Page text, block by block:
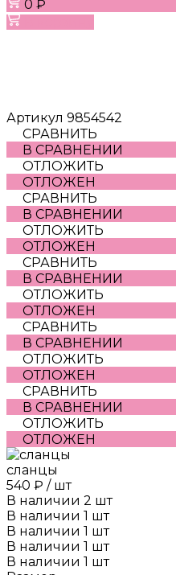
0 ₽
Артикул 9854542
СРАВНИТЬ
В СРАВНЕНИИ
ОТЛОЖИТЬ
ОТЛОЖЕН
СРАВНИТЬ
В СРАВНЕНИИ
ОТЛОЖИТЬ
ОТЛОЖЕН
СРАВНИТЬ
В СРАВНЕНИИ
ОТЛОЖИТЬ
ОТЛОЖЕН
СРАВНИТЬ
В СРАВНЕНИИ
ОТЛОЖИТЬ
ОТЛОЖЕН
СРАВНИТЬ
В СРАВНЕНИИ
ОТЛОЖИТЬ
ОТЛОЖЕН
сланцы
540 ₽ / шт
В наличии 2 шт
В наличии 1 шт
В наличии 1 шт
В наличии 1 шт
В наличии 1 шт